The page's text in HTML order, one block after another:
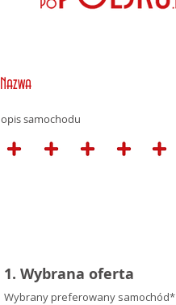
Nazwa
opis samochodu
1. Wybrana oferta
Wybrany preferowany samochód*